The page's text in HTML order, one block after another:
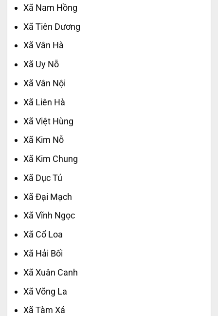
Xã Nam Hồng
Xã Tiên Dương
Xã Vân Hà
Xã Uy Nỗ
Xã Vân Nội
Xã Liên Hà
Xã Việt Hùng
Xã Kim Nỗ
Xã Kim Chung
Xã Dục Tú
Xã Đại Mạch
Xã Vĩnh Ngọc
Xã Cổ Loa
Xã Hải Bối
Xã Xuân Canh
Xã Võng La
Xã Tàm Xá